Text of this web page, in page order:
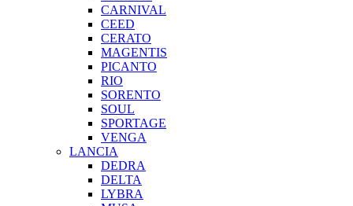
CARNIVAL
CEED
CERATO
MAGENTIS
PICANTO
RIO
SORENTO
SOUL
SPORTAGE
VENGA
LANCIA
DEDRA
DELTA
LYBRA